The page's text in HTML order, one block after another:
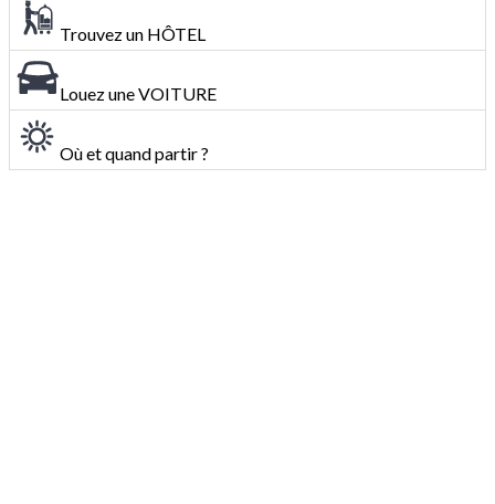
Trouvez un HÔTEL
Louez une VOITURE
Où et quand partir ?